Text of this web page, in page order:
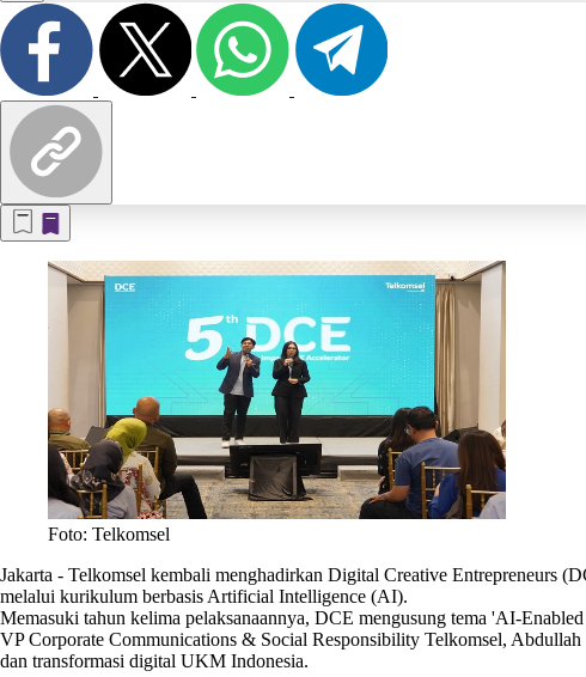
Foto: Telkomsel
Jakarta - Telkomsel kembali menghadirkan Digital Creative Entrepreneurs
melalui kurikulum berbasis Artificial Intelligence (AI).
Memasuki tahun kelima pelaksanaannya, DCE mengusung tema
VP Corporate Communications & Social Responsibility Telkomsel, Abdullah
dan transformasi digital UKM Indonesia.